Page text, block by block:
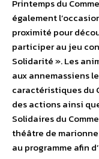
Printemps du
également
proximité pour
participer au jeu
Solidarité ». Les
aux annemassiens
caractéristiques du
des actions ainsi
Solidaires du
théâtre de
au programme afin